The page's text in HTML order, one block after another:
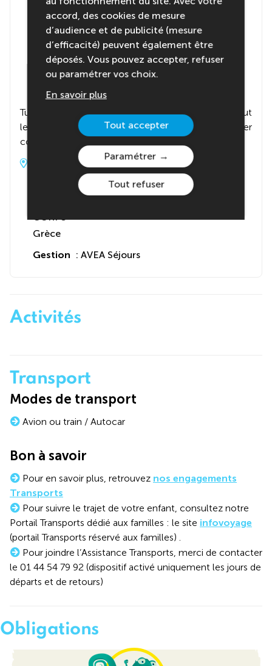
Tu seras hébergé en auberge de jeunesse offrant tout
le confort nécessaire, incluant un petit déjeuner
copieux pour bien commencer la journée.
Adresse du centre
Sunrock Corfou
CORFU
Grèce
Gestion : AVEA Séjours
Activités
Transport
Modes de transport
Avion ou train / Autocar
Bon à savoir
Pour en savoir plus, retrouvez nos engagements
Transports
Pour suivre le trajet de votre enfant, consultez notre
Portail Transports dédié aux familles : le site infovoyage
(portail Transports réservé aux familles) .
Pour joindre l’Assistance Transports, merci de contacter
le 01 44 54 79 92 (dispositif activé uniquement les jours de
départs et de retours)
Obligations
accord, des cookies de mesure
d’audience et de publicité (mesure
d’efficacité) peuvent également être
déposés. Vous pouvez accepter, refuser
ou paramétrer vos choix.
En savoir plus
Tout accepter
Paramétrer
Tout refuser